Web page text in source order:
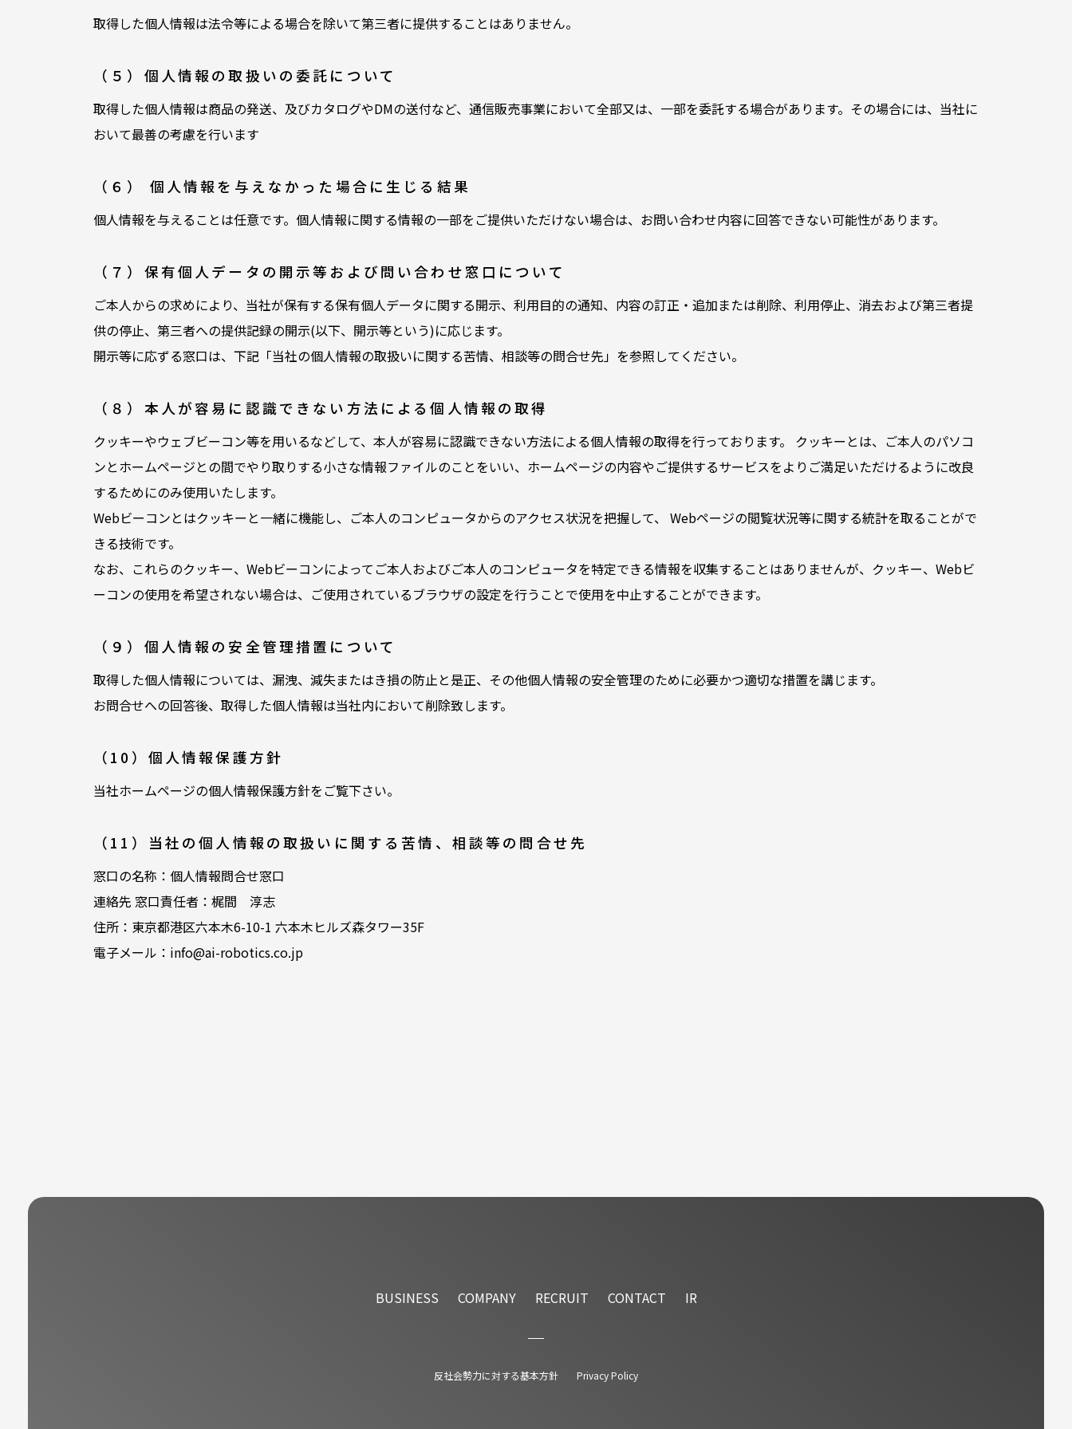
取得した個人情報は法令等による場合を除いて第三者に提供することはありません。
（５）個人情報の取扱いの委託について
取得した個人情報は商品の発送、及びカタログやDMの送付など、通信販売事業において全部又は、一部を委託する場合があります。その場合には、当社に
おいて最善の考慮を行います
（６） 個人情報を与えなかった場合に生じる結果
個人情報を与えることは任意です。個人情報に関する情報の一部をご提供いただけない場合は、お問い合わせ内容に回答できない可能性があります。
（７）保有個人データの開示等および問い合わせ窓口について
ご本人からの求めにより、当社が保有する保有個人データに関する開示、利用目的の通知、内容の訂正・追加または削除、利用停止、消去および第三者提
供の停止、第三者への提供記録の開示(以下、開示等という)に応じます。
開示等に応ずる窓口は、下記「当社の個人情報の取扱いに関する苦情、相談等の問合せ先」を参照してください。
（８）本人が容易に認識できない方法による個人情報の取得
クッキーやウェブビーコン等を用いるなどして、本人が容易に認識できない方法による個人情報の取得を行っております。 クッキーとは、ご本人のパソコ
ンとホームページとの間でやり取りする小さな情報ファイルのことをいい、ホームページの内容やご提供するサービスをよりご満足いただけるように改良
するためにのみ使用いたします。
Webビーコンとはクッキーと一緒に機能し、ご本人のコンピュータからのアクセス状況を把握して、 Webページの閲覧状況等に関する統計を取ることがで
きる技術です。
なお、これらのクッキー、Webビーコンによってご本人およびご本人のコンピュータを特定できる情報を収集することはありませんが、クッキー、Webビ
ーコンの使用を希望されない場合は、ご使用されているブラウザの設定を行うことで使用を中止することができます。
（９）個人情報の安全管理措置について
取得した個人情報については、漏洩、減失またはき損の防止と是正、その他個人情報の安全管理のために必要かつ適切な措置を講じます。
お問合せへの回答後、取得した個人情報は当社内において削除致します。
（10）個人情報保護方針
当社ホームページの個人情報保護方針をご覧下さい。
（11）当社の個人情報の取扱いに関する苦情、相談等の問合せ先
窓口の名称：個人情報問合せ窓口
連絡先 窓口責任者：梶間 淳志
住所：東京都港区六本木6-10-1 六本木ヒルズ森タワー35F
電子メール：info@ai-robotics.co.jp
BUSINESS COMPANY RECRUIT CONTACT IR
反社会勢力に対する基本方針 Privacy Policy